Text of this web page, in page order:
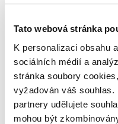
Tato webová stránka
K personalizaci obsahu
sociálních médií a
stránka soubory
vyžadován váš
partnery udělujete
mohou být
Dárkový balíček
oblíbených dárků
vybrali TOP
599 Kč